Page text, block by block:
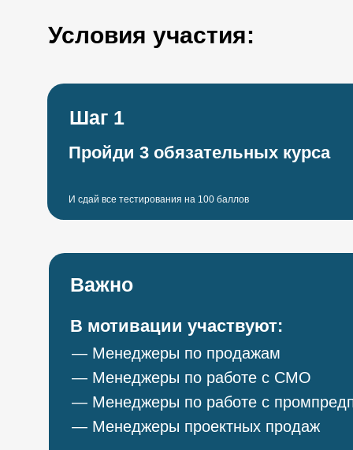
Условия участия:
Шаг 1
Пройди 3 обязательных курса
Важно
В мотивации участвуют:
И сдай все тестирования на 100 баллов
— Менеджеры по продажам
— Менеджеры по работе с СМО
— Менеджеры по работе с
— Менеджеры проектных продаж